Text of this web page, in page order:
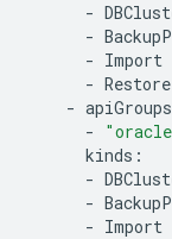
-
-
-
-
-
-
-
-
-